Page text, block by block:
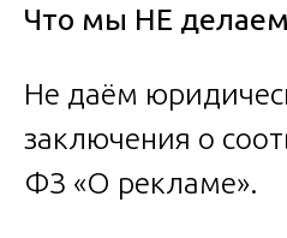
Что мы НЕ
Не даём
заключения о
ФЗ «О рекламе».